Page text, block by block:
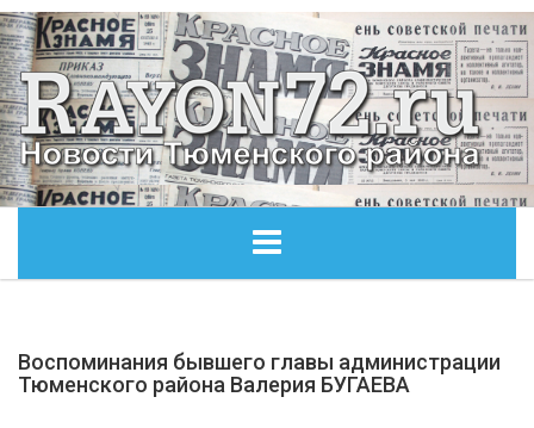
ОБЩЕСТВО
Воспоминания бывшего главы администрации
Тюменского района Валерия БУГАЕВА